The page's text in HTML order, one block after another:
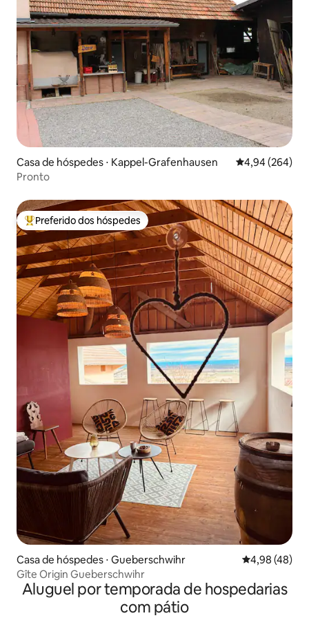
Casa de hóspedes ⋅ Kappel-Grafenhausen 4,94 de uma
4,94 (264)
Pronto
Entre os melhores preferidos dos hóspedes
Preferido dos hóspedes
Casa de hóspedes ⋅ Gueberschwihr 4,98 de uma
4,98 (48)
Gîte Origin Gueberschwihr
Aluguel por temporada de hospedarias
com pátio